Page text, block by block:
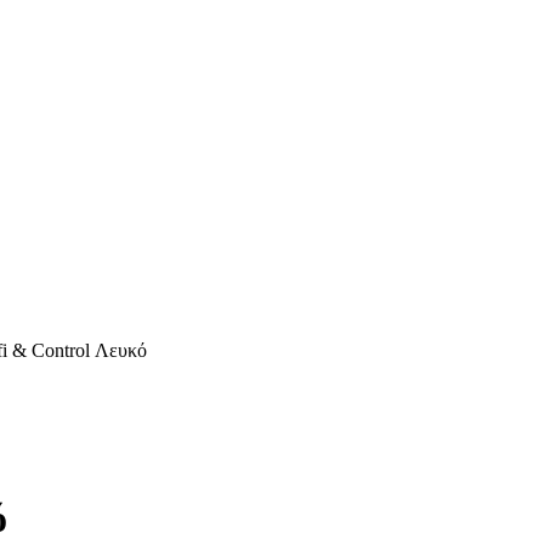
& Control Λευκό